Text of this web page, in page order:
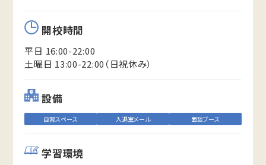
開校時間
平日 16:00-22:00
土曜日 13:00-22:00（日祝休み）
設備
自習スペース 入退室メール 面談ブース
学習環境